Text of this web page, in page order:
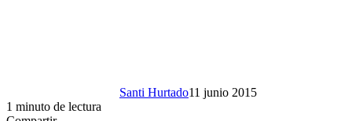
Santi Hurtado11 junio 2015
1 minuto de lectura